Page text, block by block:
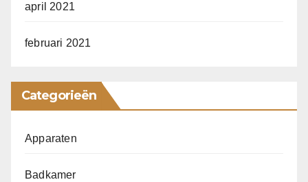
april 2021
februari 2021
Categorieën
Apparaten
Badkamer